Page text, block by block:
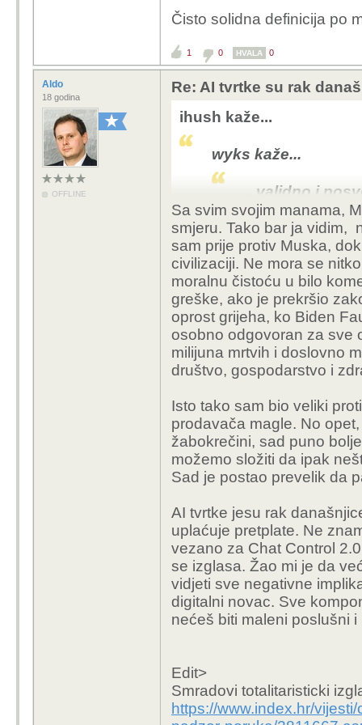
marketingu koji
nije precizno
konkretan rezultat
Ne postoji benchmark
skupa zadataka koji
postotak - šta ja
onda za svaki model
Tobožnja definicija "
doslovce ništa ne
biti pametniji "od bilo
recimo, ali malo teže
Dok nema konkretne
definicije takvi termini
Čisto solidna definicija po
1 0 HVALA 0
Aldo
18 godina
OFFLINE
Re: AI tvrtke su rak
ihush kaže...
wyks kaže...
.. validno i
Muska?
.
- novac. isti 'sindrom'
onom tko ima vide
princeza pa i pustiti
nesesera koji
sex, odnosno žele to
tvu pružaju sapunice
sapunica, tj nekad je
danas relnost,
bogate, ako ne
pa dok licemjerno
osoba uključivo papa
-trumpek, ima ice,
financirana javnim
gestapo.. i neovisno
nešto što trumpek
što u stvarnosti nije
bazen, dok na
prihod od par
-tko ne bi poželio biti
princeza? želi li
zet-a, običan čovjek
kroz račun i prebace
novo, ništa neobično,
(sanacije banaka..
javni porezni novac
Sa svim svojim manama,
smjeru. Tako bar ja vidim,
sam prije protiv Muska,
civilizaciji. Ne mora se
moralnu čistoću u bilo
greške, ako je prekršio
oprost grijeha, ko Biden
osobno odgovoran za sve
milijuna mrtvih i doslovno
društvo, gospodarstvo i
Isto tako sam bio veliki
prodavača magle. No
žabokrečini, sad puno
možemo složiti da ipak
Sad je postao prevelik da
AI tvrtke jesu rak
uplaćuje pretplate. Ne
vezano za Chat Control
se izglasa. Žao mi je da
vidjeti sve negativne
digitalni novac. Sve
nećeš biti maleni poslušni
Edit>
Smradovi totalitaristicki
https://www.index.hr/